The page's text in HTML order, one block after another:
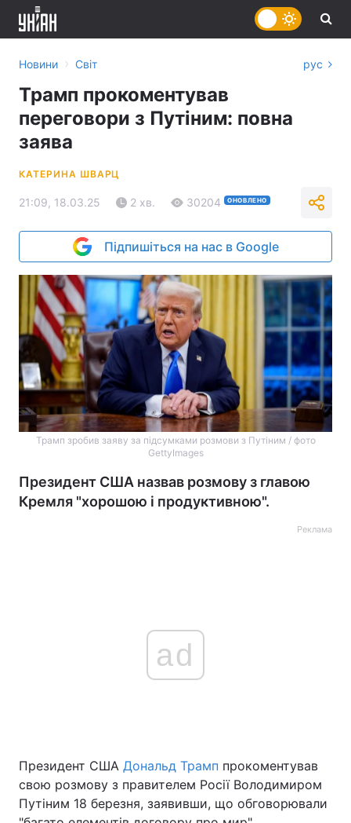
Головна Війна
Україна Політика
Новини › Світ рус
Трамп прокоментував
переговори з Путіним: повна
заява
КАТЕРИНА ШВАРЦ
21:09, 18.03.25 2 хв. 30204 ОНОВЛЕНО
Підпишіться на нас в Google
Трамп зробив заяву за підсумками розмови з Путіним / фото
GettyImages
Президент США назвав розмову з главою
Кремля "хорошою і продуктивною".
Реклама
ad
Президент США Дональд Трамп прокоментував
свою розмову з правителем Росії Володимиром
Путіним 18 березня, заявивши, що обговорювали